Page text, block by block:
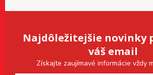
Najdôležitejšie novinky
váš email
Získajte zaujímavé informácie vždy